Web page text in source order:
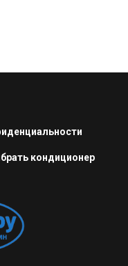
кондиционер